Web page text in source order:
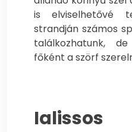
is elviselhetővé
strandján számos
találkozhatunk,
főként a szörf
Ialissos